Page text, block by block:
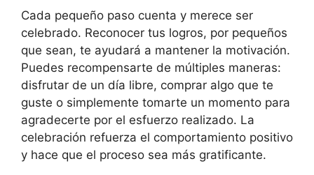
Cada pequeño paso cuenta y merece ser
celebrado. Reconocer tus logros, por pequeños
que sean, te ayudará a mantener la motivación.
Puedes recompensarte de múltiples maneras:
disfrutar de un día libre, comprar algo que te
guste o simplemente tomarte un momento para
agradecerte por el esfuerzo realizado. La
celebración refuerza el comportamiento positivo
y hace que el proceso sea más gratificante.